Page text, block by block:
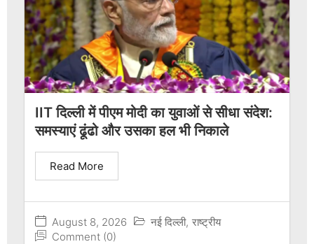
IIT दिल्ली में पीएम मोदी का युवाओं से सीधा संदेश:
समस्याएं ढूंढो और उसका हल भी निकाले
August 8, 2026 नई दिल्ली, राष्ट्रीय
Comment (0)
Read More